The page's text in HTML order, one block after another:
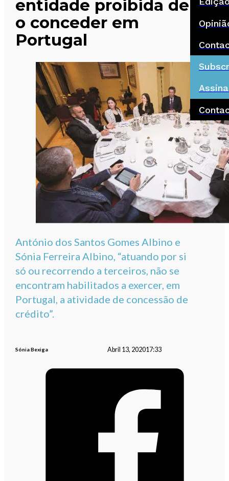
entidade proibida de
o conceder em
Portugal
António dos Santos Gomes Albino e
Sónia Ferreira Albino, “atuando por si
só ou recorrendo a terceiros, não se
encontram habilitados a exercer, em
Portugal, a atividade de concessão de
crédito”.
Sónia Bexiga Abril 13, 202017:33